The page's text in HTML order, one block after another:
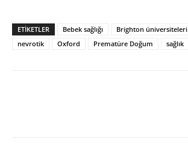
ETİKETLER Bebek sağlığı Brighton üniversiteleri
nevrotik
Oxford Prematüre Doğum sağlık